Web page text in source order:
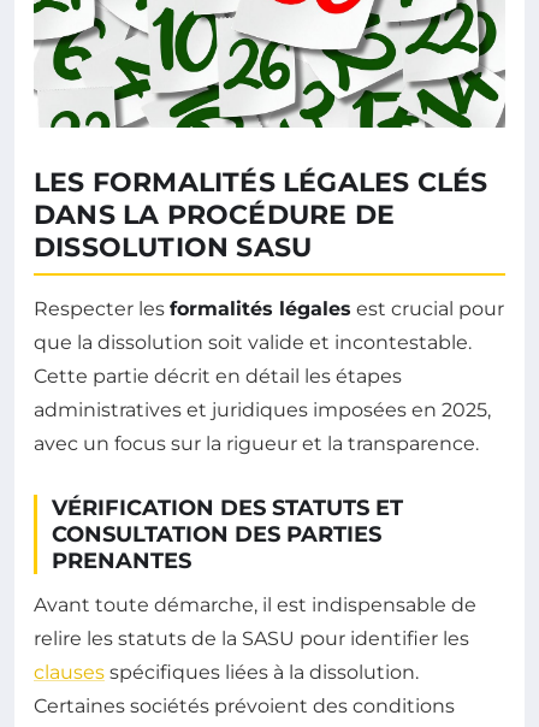
LES FORMALITÉS LÉGALES CLÉS
DANS LA PROCÉDURE DE
DISSOLUTION SASU
Respecter les formalités légales est crucial pour
que la dissolution soit valide et incontestable.
Cette partie décrit en détail les étapes
administratives et juridiques imposées en 2025,
avec un focus sur la rigueur et la transparence.
VÉRIFICATION DES STATUTS ET
CONSULTATION DES PARTIES
PRENANTES
Avant toute démarche, il est indispensable de
relire les statuts de la SASU pour identifier les
clauses spécifiques liées à la dissolution.
Certaines sociétés prévoient des conditions